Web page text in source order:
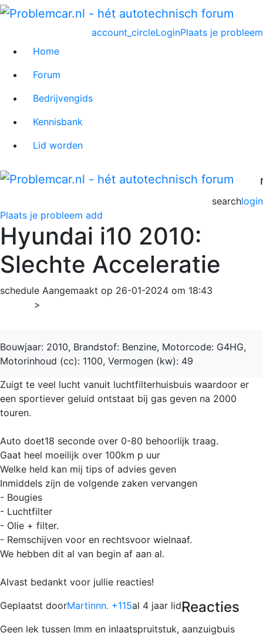
Plaats je probleem
account_circleLogin
Home
Forum
Bedrijvengids
Kennisbank
Lid worden
login
search
Plaats je probleem add
Hyundai i10 2010:
Slechte Acceleratie
schedule Aangemaakt op 26-01-2024 om 18:43
>
Bouwjaar: 2010, Brandstof: Benzine, Motorcode: G4HG,
Motorinhoud (cc): 1100, Vermogen (kw): 49
Zuigt te veel lucht vanuit luchtfilterhuisbuis waardoor er
een sportiever geluid ontstaat bij gas geven na 2000
touren.
Auto doet18 seconde over 0-80 behoorlijk traag.
Gaat heel moeilijk over 100km p uur
Welke held kan mij tips of advies geven
Inmiddels zijn de volgende zaken vervangen
- Bougies
- Luchtfilter
- Olie + filter.
- Remschijven voor en rechtsvoor wielnaaf.
We hebben dit al van begin af aan al.
Alvast bedankt voor jullie reacties!
Geplaatst doorMartinnn. +115al 4 jaar lidReacties
Geen lek tussen lmm en inlaatspruitstuk, aanzuigbuis